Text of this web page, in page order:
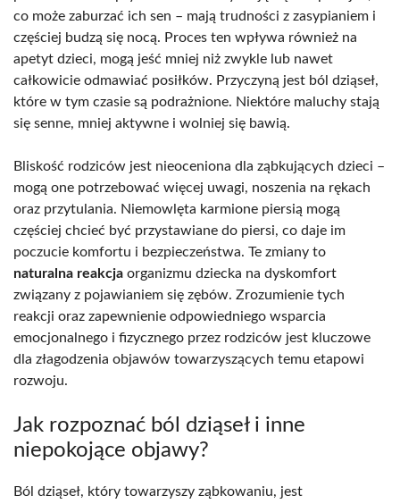
co może zaburzać ich sen – mają trudności z zasypianiem i
częściej budzą się nocą. Proces ten wpływa również na
apetyt dzieci, mogą jeść mniej niż zwykle lub nawet
całkowicie odmawiać posiłków. Przyczyną jest ból dziąseł,
które w tym czasie są podrażnione. Niektóre maluchy stają
się senne, mniej aktywne i wolniej się bawią.
Bliskość rodziców jest nieoceniona dla ząbkujących dzieci –
mogą one potrzebować więcej uwagi, noszenia na rękach
oraz przytulania. Niemowlęta karmione piersią mogą
częściej chcieć być przystawiane do piersi, co daje im
poczucie komfortu i bezpieczeństwa. Te zmiany to
naturalna reakcja organizmu dziecka na dyskomfort
związany z pojawianiem się zębów. Zrozumienie tych
reakcji oraz zapewnienie odpowiedniego wsparcia
emocjonalnego i fizycznego przez rodziców jest kluczowe
dla złagodzenia objawów towarzyszących temu etapowi
rozwoju.
Jak rozpoznać ból dziąseł i inne
niepokojące objawy?
Ból dziąseł, który towarzyszy ząbkowaniu, jest